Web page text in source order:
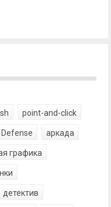
point-and-click
аркада
графика
детектив